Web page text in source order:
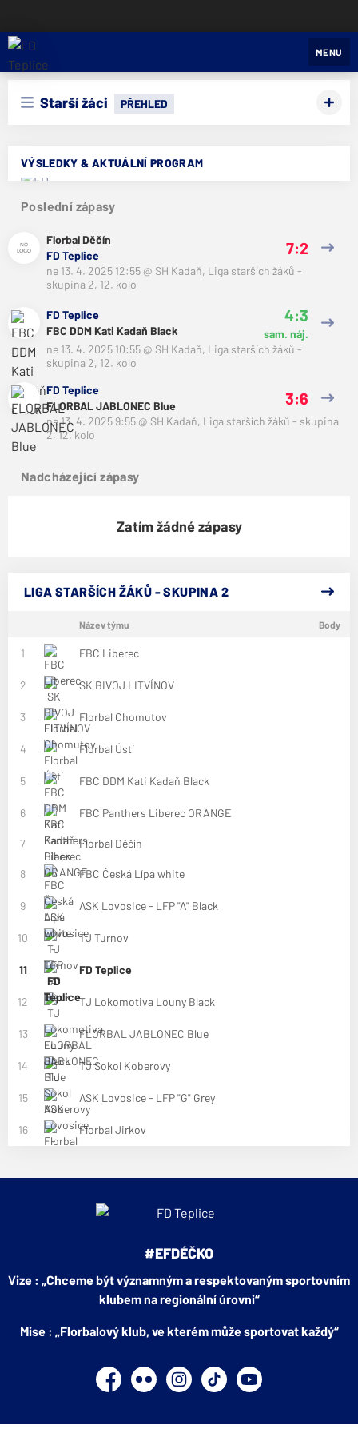
FD Teplice
MENU
Starší žáci PŘEHLED
VÝSLEDKY & AKTUÁLNÍ PROGRAM
Poslední zápasy
Florbal Děčín
FD Teplice
7:2
ne 13. 4. 2025 12:55 @ SH Kadaň, Liga starších žáků -
skupina 2, 12. kolo
FD Teplice
FBC DDM Kati Kadaň Black
4:3
sam. náj.
ne 13. 4. 2025 10:55 @ SH Kadaň, Liga starších žáků -
skupina 2, 12. kolo
FD Teplice
FLORBAL JABLONEC Blue
3:6
ne 13. 4. 2025 9:55 @ SH Kadaň, Liga starších žáků - skupina
2, 12. kolo
Nadcházející zápasy
Zatím žádné zápasy
LIGA STARŠÍCH ŽÁKŮ - SKUPINA 2
Název týmu Body
1 FBC Liberec
2 SK BIVOJ LITVÍNOV
3 Florbal Chomutov
4 Florbal Ústí
5 FBC DDM Kati Kadaň Black
6 FBC Panthers Liberec ORANGE
7 Florbal Děčín
8 FBC Česká Lípa white
9 ASK Lovosice - LFP "A" Black
10 TJ Turnov
11 FD Teplice
12 TJ Lokomotiva Louny Black
13 FLORBAL JABLONEC Blue
14 TJ Sokol Koberovy
15 ASK Lovosice - LFP "G" Grey
16 Florbal Jirkov
#EFDÉČKO
Vize : „Chceme být významným a respektovaným sportovním
klubem na regionální úrovni“
Mise : „Florbalový klub, ve kterém může sportovat každý“
Facebook
Flickr Instagram
TikTokYouTube